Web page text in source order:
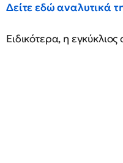
Δείτε εδώ αναλυτικά
Ειδικότερα, η εγκύκλιος